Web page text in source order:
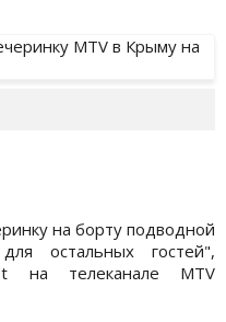
на борту подводной
остальных гостей",
на телеканале МТV